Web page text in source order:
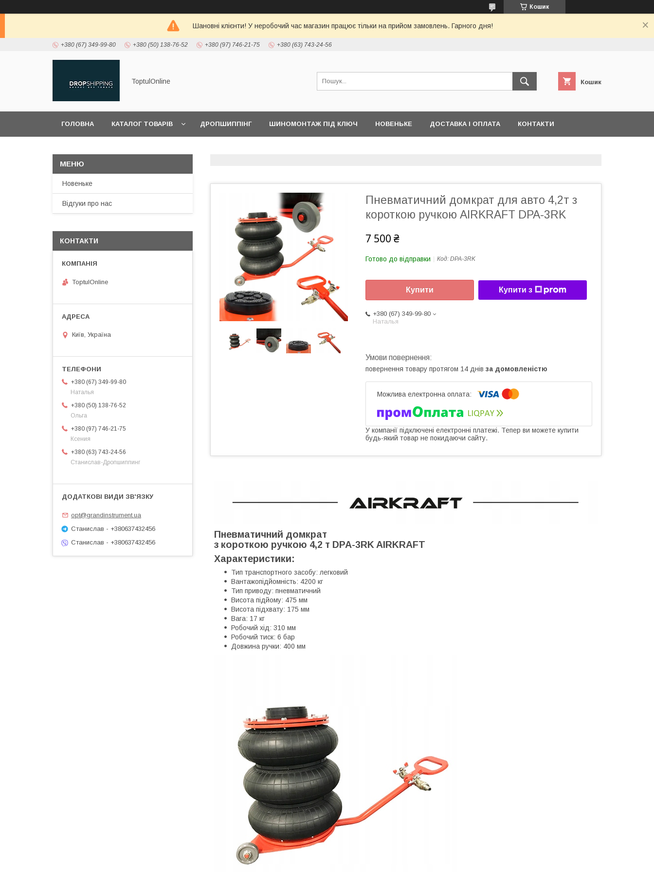
Кошик
Шановні клієнти! У неробочий час магазин працює тільки на прийом замовлень. Гарного дня!
+380 (67) 349-99-80 +380 (50) 138-76-52 +380 (97) 746-21-75 +380 (63) 743-24-56
ToptulOnline Кошик
ГОЛОВНА КАТАЛОГ ТОВАРІВ ДРОПШИППІНГ ШИНОМОНТАЖ ПІД КЛЮЧ НОВЕНЬКЕ ДОСТАВКА І ОПЛАТА КОНТАКТИ
Пневматичний домкрат для авто 4,2т з
короткою ручкою AIRKRAFT DPA-3RK
7 500 ₴
Готово до відправки Код: DPA-3RK
Купити Купити з
+380 (67) 349-99-80
Наталья
повернення товару протягом 14 днів за домовленістю
У компанії підключені електронні платежі. Тепер ви можете купити
будь-який товар не покидаючи сайту.
Пневматичний домкрат
з короткою ручкою 4,2 т DPA-3RK AIRKRAFT
Характеристики:
Тип транспортного засобу: легковий
Вантажопідйомність: 4200 кг
Тип приводу: пневматичний
Висота підйому: 475 мм
Висота підхвату: 175 мм
Вага: 17 кг
Робочий хід: 310 мм
Робочий тиск: 6 бар
Довжина ручки: 400 мм
Новеньке
Відгуки про нас
КОНТАКТИ
ToptulOnline
Київ, Україна
+380 (67) 349-99-80
Наталья
+380 (50) 138-76-52
Ольга
+380 (97) 746-21-75
Ксения
+380 (63) 743-24-56
Станислав-Дропшиппинг
opt@grandinstrument.ua
Станислав - +380637432456
Станислав - +380637432456